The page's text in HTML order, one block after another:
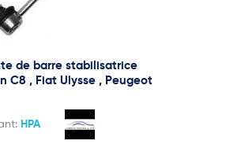
de barre stabilisatrice
C8 , Fiat Ulysse , Peugeot
HPA